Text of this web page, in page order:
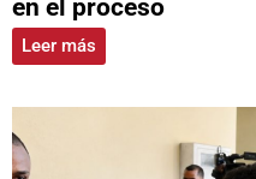
en el proceso
Leer más